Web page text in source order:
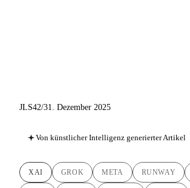
JLS42/31. Dezember 2025
Von künstlicher Intelligenz generierter Artikel
XAI GROK META RUNWAY